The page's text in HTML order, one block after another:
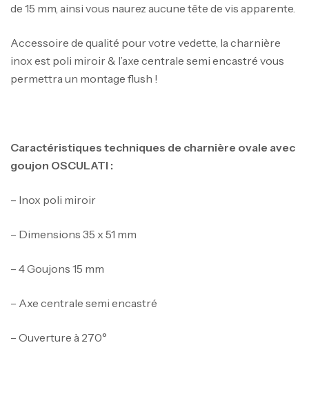
de 15 mm, ainsi vous naurez aucune tête de vis apparente.
Accessoire de qualité pour votre vedette, la charnière
inox est poli miroir & l’axe centrale semi encastré vous
permettra un montage flush !
Caractéristiques techniques de charnière ovale avec
goujon OSCULATI :
– Inox poli miroir
– Dimensions 35 x 51 mm
– 4 Goujons 15 mm
– Axe centrale semi encastré
– Ouverture à 270°
1.83m 120/250gr 30kg